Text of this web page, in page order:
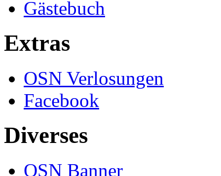
Gästebuch
Extras
OSN Verlosungen
Facebook
Diverses
OSN Banner